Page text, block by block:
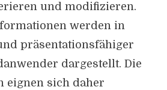
und modifizieren.
werden in
präsentationsfähiger
dargestellt. Die
eignen sich daher